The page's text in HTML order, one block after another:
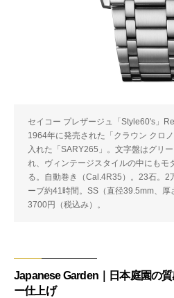
セイコー プレザージュ「Style60's」
1964年に発売された「クラウン クロ
入れた「SARY265」。文字盤はグリ
れ、ヴィンテージスタイルの中にもモ
る。自動巻き（Cal.4R35）。23石。2
ーブ約41時間。SS（直径39.5mm、
3700円（税込み）。
Japanese Garden｜日本庭園の
ー仕上げ